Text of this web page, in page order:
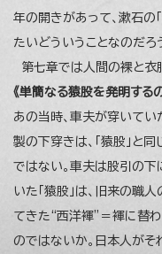
年の開きがあって、漱石の
たいどういうことなのだろ
第七章では人間の裸と衣
《単簡なる猿股を発明する
あの当時、車夫が穿いてい
製の下穿きは、「猿股」と
ではない。車夫は股引の
いた「猿股」は、旧来の職
てきた“西洋褌”＝褌に替
のではないか。日本人がそ